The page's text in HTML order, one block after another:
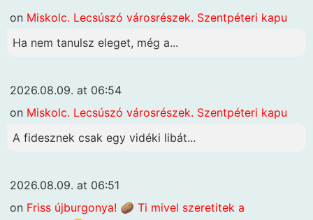
on Miskolc. Lecsúszó városrészek. Szentpéteri kapu
Ha nem tanulsz eleget, még a...
2026.08.09. at 06:54
on Miskolc. Lecsúszó városrészek. Szentpéteri kapu
A fidesznek csak egy vidéki libát...
2026.08.09. at 06:51
on Friss újburgonya! 🥔 Ti mivel szeretitek a